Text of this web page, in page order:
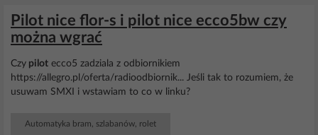
Pilot nice flor-s i pilot nice ecco5bw czy
można wgrać
Czy pilot ecco5 zadziala z odbiornikiem
https://allegro.pl/oferta/radioodbiornik... Jeśli tak to rozumiem, że
usuwam SMXI i wstawiam to co w linku?
Automatyka bram, szlabanów, rolet